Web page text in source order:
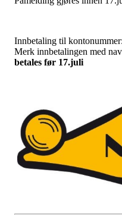
Innbetaling til
Merk innbetalingen med
betales før 17.juli